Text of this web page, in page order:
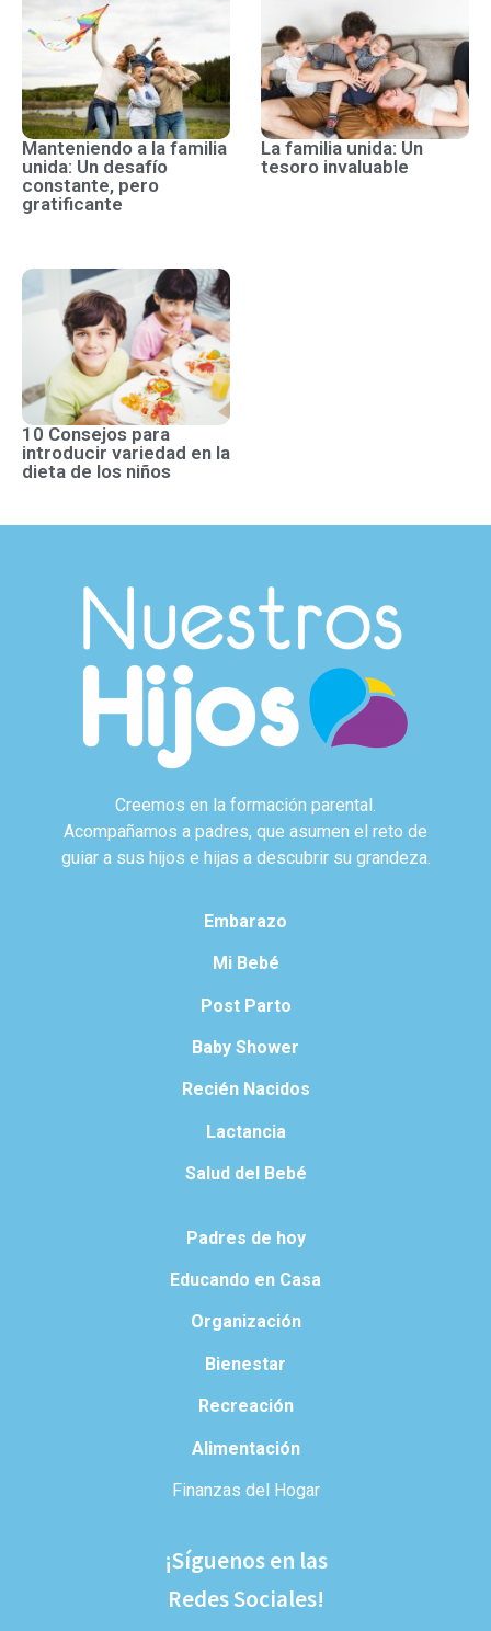
Manteniendo a la familia
unida: Un desafío
constante, pero
gratificante
La familia unida: Un
tesoro invaluable
10 Consejos para
introducir variedad en la
dieta de los niños
Creemos en la formación parental.
Acompañamos a padres, que asumen el reto de
guiar a sus hijos e hijas a descubrir su grandeza.
Embarazo
Mi Bebé
Post Parto
Baby Shower
Recién Nacidos
Lactancia
Salud del Bebé
Padres de hoy
Educando en Casa
Organización
Bienestar
Recreación
Alimentación
Finanzas del Hogar
¡Síguenos en las
Redes Sociales!